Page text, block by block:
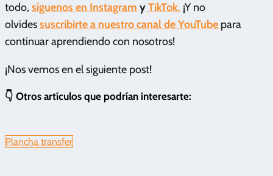
todo, síguenos en Instagram yTikTok. ¡Y no
olvidessuscribirte a nuestro canal de YouTube para
continuar aprendiendo con nosotros!
¡Nos vemos en el siguiente post!
👇 Otros artículos que podrían interesarte:
Plancha transfer